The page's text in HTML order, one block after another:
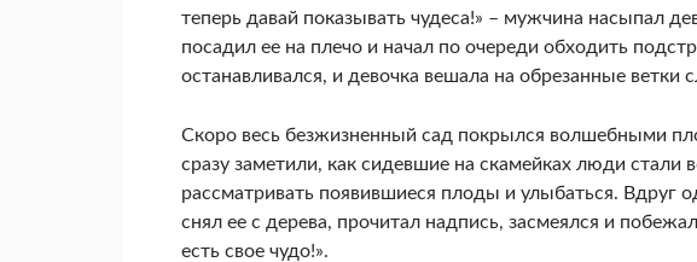
теперь давай показывать чудеса!» – мужчина насыпал
посадил ее на плечо и начал по очереди обходить
останавливался, и девочка вешала на обрезанные ветки
Скоро весь безжизненный сад покрылся волшебными
сразу заметили, как сидевшие на скамейках люди стали
рассматривать появившиеся плоды и улыбаться. Вдруг
снял ее с дерева, прочитал надпись, засмеялся и
есть свое чудо!».